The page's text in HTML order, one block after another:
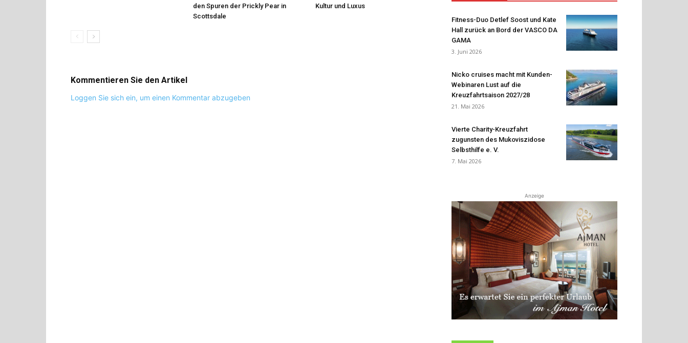
den Spuren der Prickly Pear in
Scottsdale
Kultur und Luxus
Kommentieren Sie den Artikel
Loggen Sie sich ein, um einen Kommentar abzugeben
Fitness-Duo Detlef Soost und Kate
Hall zurück an Bord der VASCO DA
GAMA
3. Juni 2026
Nicko cruises macht mit Kunden-
Webinaren Lust auf die
Kreuzfahrtsaison 2027/28
21. Mai 2026
Vierte Charity-Kreuzfahrt
zugunsten des Mukoviszidose
Selbsthilfe e. V.
7. Mai 2026
Anzeige